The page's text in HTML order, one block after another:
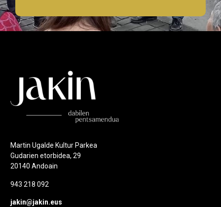
Martin Ugalde Kultur Parkea
Gudarien etorbidea, 29
20140 Andoain
943 218 092
jakin@jakin.eus